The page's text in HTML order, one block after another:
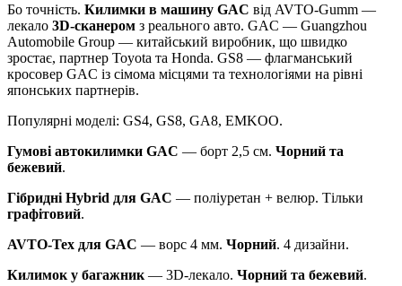
Бо точність. Килимки в машину GAC від AVTO-Gumm —
лекало 3D-сканером з реального авто. GAC — Guangzhou
Automobile Group — китайський виробник, що швидко
зростає, партнер Toyota та Honda. GS8 — флагманський
кросовер GAC із сімома місцями та технологіями на рівні
японських партнерів.
Популярні моделі: GS4, GS8, GA8, EMKOO.
Гумові автокилимки GAC — борт 2,5 см. Чорний та
бежевий.
Гібридні Hybrid для GAC — поліуретан + велюр. Тільки
графітовий.
AVTO-Tex для GAC — ворс 4 мм. Чорний. 4 дизайни.
Килимок у багажник — 3D-лекало. Чорний та бежевий.